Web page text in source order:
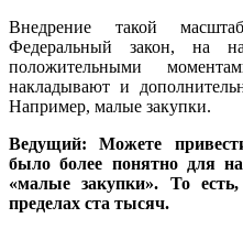
Внедрение такой
Федеральный закон, на
положительными
накладывают и
Например, малые закупки.
Ведущий: Можете
было более понятно для
«малые закупки». То
пределах ста тысяч.